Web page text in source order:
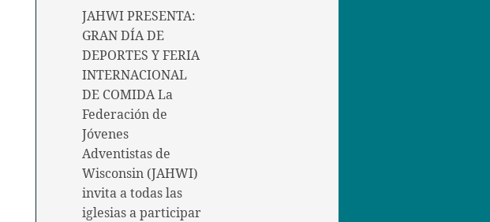
JAHWI PRESENTA:
GRAN DÍA DE
DEPORTES Y FERIA
INTERNACIONAL
DE COMIDA La
Federación de
Jóvenes
Adventistas de
Wisconsin (JAHWI)
invita a todas las
iglesias a participar